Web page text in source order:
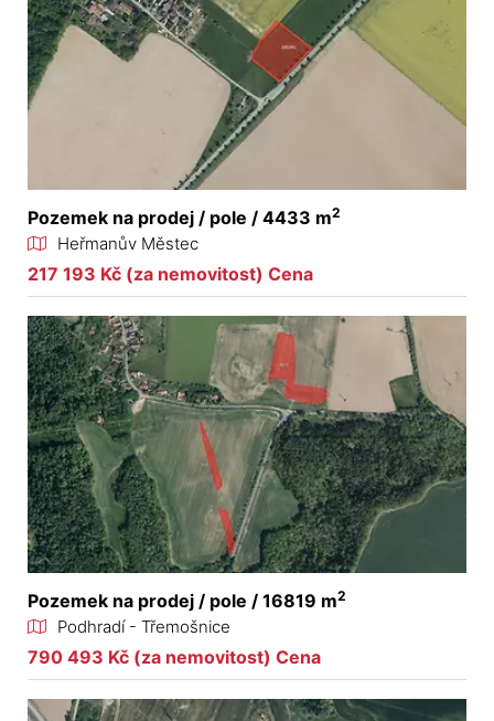
Pozemek na prodej / pole / 4433 m2
Heřmanův Městec
217 193 Kč (za nemovitost) Cena
Pozemek na prodej / pole / 16819 m2
Podhradí - Třemošnice
790 493 Kč (za nemovitost) Cena